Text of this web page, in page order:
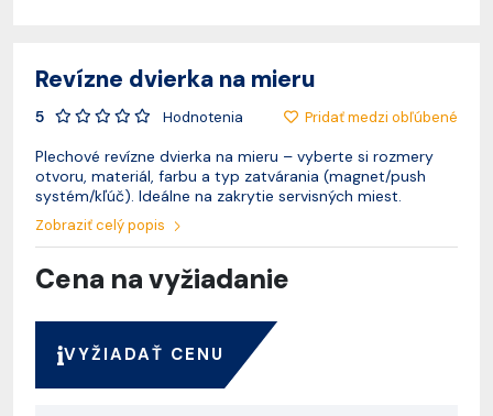
Revízne dvierka na mieru
5 Hodnotenia Pridať medzi obľúbené
Plechové revízne dvierka na mieru – vyberte si rozmery
otvoru, materiál, farbu a typ zatvárania (magnet/push
systém/kľúč). Ideálne na zakrytie servisných miest.
Zobraziť celý popis
Cena na vyžiadanie
VYŽIADAŤ CENU